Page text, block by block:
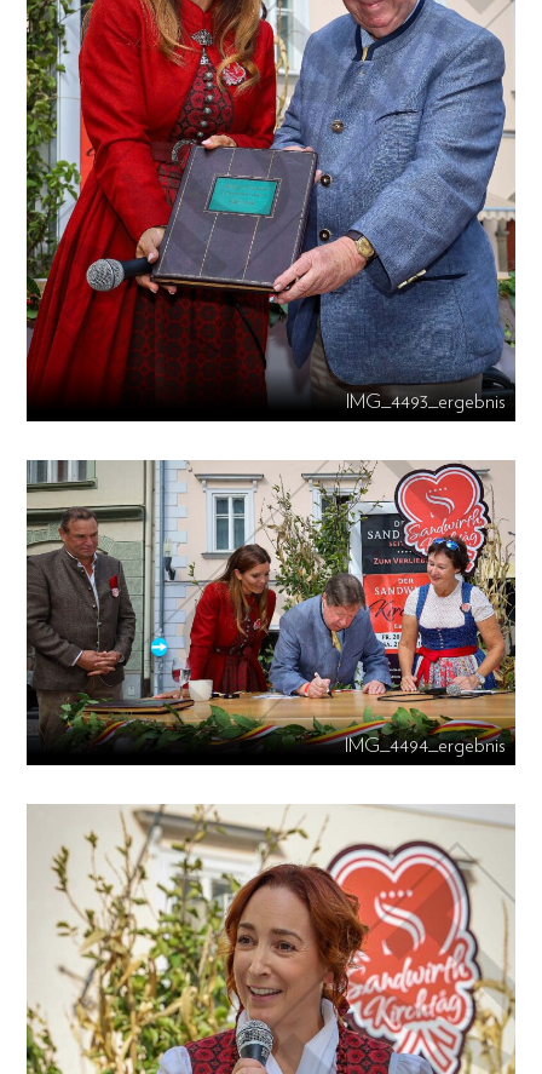
IMG_4493_ergebnis
IMG_4494_ergebnis